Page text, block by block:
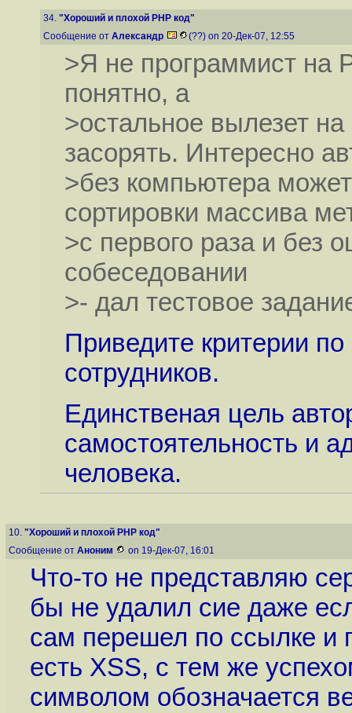
34. "Хороший и плохой PHP код"
Сообщение от Александр (??) on 20-Дек-07, 12:55
>Я не программист на
понятно, а
>остальное вылезет
засорять. Интересно
>без компьютера
сортировки массива
>с первого раза и без
собеседовании
>- дал тестовое
Приведите критерии
сотрудников.
Единственая цель
самостоятельность и
человека.
10. "Хороший и плохой PHP код"
Сообщение от Аноним on 19-Дек-07, 16:01
Что-то не представляю
бы не удалил сие даже
сам перешел по ссылке и
есть XSS, с тем же
символом обозначается